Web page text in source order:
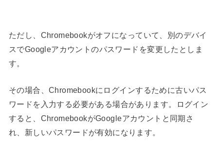
ただし、Chromebookがオフになっていて、別のデバイ
スでGoogleアカウントのパスワードを変更したとしま
す。
その場合、Chromebookにログインするために古いパス
ワードを入力する必要がある場合があります。ログイン
すると、ChromebookがGoogleアカウントと同期さ
れ、新しいパスワードが有効になります。